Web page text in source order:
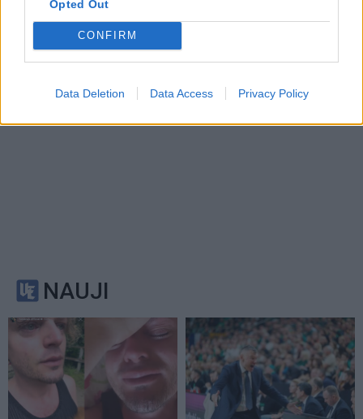
Opted Out
CONFIRM
Data Deletion Data Access Privacy Policy
kartus
NAUJI